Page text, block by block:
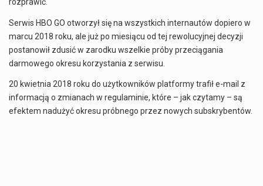
Serwis HBO GO otworzył się na wszystkich internautów dopiero w
marcu 2018 roku, ale już po miesiącu od tej rewolucyjnej decyzji
postanowił zdusić w zarodku wszelkie próby przeciągania
darmowego okresu korzystania z serwisu.
20 kwietnia 2018 roku do użytkowników platformy trafił e-mail z
informacją o zmianach w regulaminie, które – jak czytamy – są
efektem nadużyć okresu próbnego przez nowych subskrybentów.